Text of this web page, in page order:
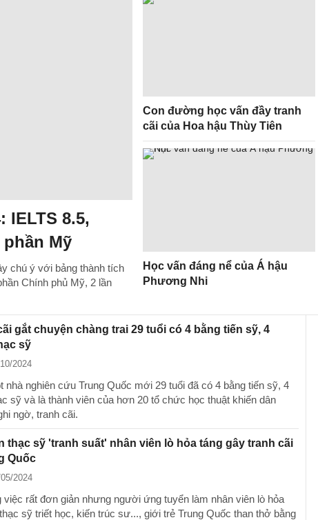
IELTS 8.5,
Mỹ
chú ý với bảng thành tích
Chính phủ Mỹ, 2 lần
Con đường học vấn đầy tranh
cãi của Hoa hậu Thùy Tiên
Học vấn đáng nể của Á hậu
Phương Nhi
gắt chuyện chàng trai 29 tuổi có 4 bằng tiến sỹ, 4
sỹ
2024
nhà nghiên cứu Trung Quốc mới 29 tuổi đã có 4 bằng tiến sỹ, 4
sỹ và là thành viên của hơn 20 tổ chức học thuật khiến dân
ngờ, tranh cãi.
thạc sỹ 'tranh suất' nhân viên lò hỏa táng gây tranh cãi
Quốc
2024
việc rất đơn giản nhưng người ứng tuyển làm nhân viên lò hỏa
sỹ triết học, kiến trúc sư..., giới trẻ Trung Quốc than thở bằng